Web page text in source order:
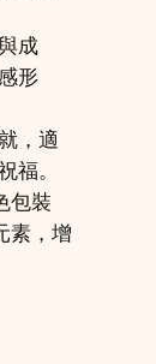
成
形
，適
福。
包裝
素，增